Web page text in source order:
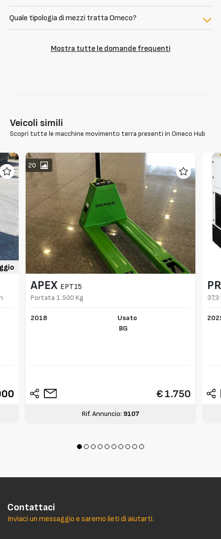
Quale tipologia di mezzi tratta Omeco?
Mostra tutte le domande frequenti
Veicoli simili
Scopri tutte le macchine movimento terra presenti in Omeco Hub
20
APEX EPT15
Portata 1.500 Kg
2018
Usato
BG
€ 1.750
Rif. Annuncio: 9107
Contattaci
Inviaci un messaggio e saremo lieti di aiutarti.